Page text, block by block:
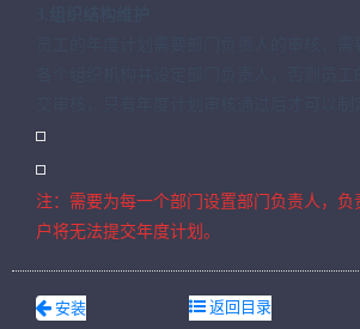
注：需要为每一个部门设置部门负责人，负
户将无法提交年度计划。
安装 返回目录